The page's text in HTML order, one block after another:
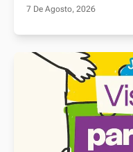
7 De Agosto, 2026